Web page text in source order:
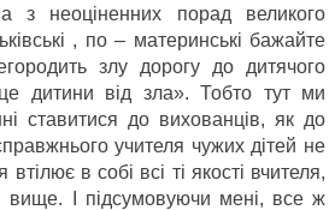
неоціненних порад великого
, по – материнські бажайте
злу дорогу до дитячого
дитини від зла». Тобто тут ми
ставитися до вихованців, як до
учителя чужих дітей не
в собі всі ті якості вчителя,
вище. І підсумовуючи мені, все ж